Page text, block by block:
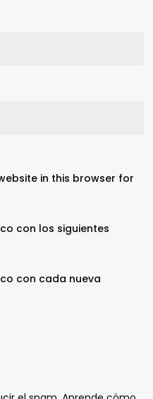
in this browser for
con los siguientes
con cada nueva